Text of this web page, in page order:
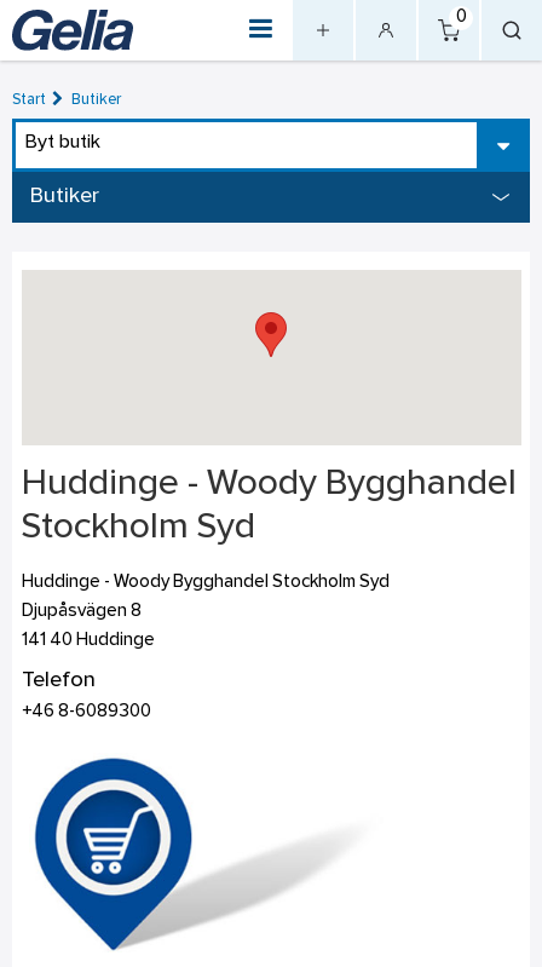
0
Start Butiker
Byt butik
Butiker
Huddinge - Woody Bygghandel
Stockholm Syd
Huddinge - Woody Bygghandel Stockholm Syd
Djupåsvägen 8
141 40 Huddinge
Telefon
+46 8-6089300